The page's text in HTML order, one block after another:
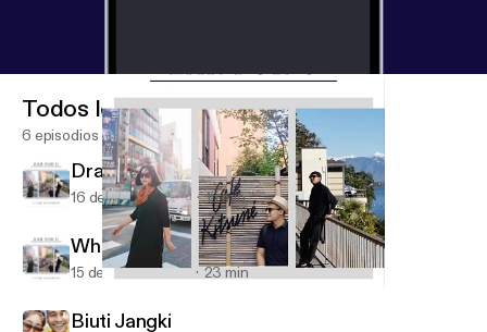
EAR For You
Todos los episodios
6 episodios
Drakor di Swiss Telat Tayang
16 de oct de 2020 15 min
When I First Saw You
15 de oct de 2020 23 min
Biuti Jangki